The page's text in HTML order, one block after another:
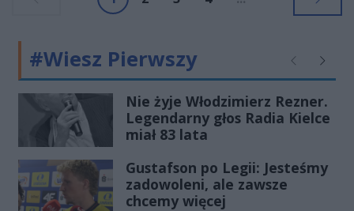
Świętokrzyska Wystawa Zwierząt
#Wiesz Pierwszy Poprzednie
Nie żyje Włodzimierz Rezner.
Legendarny głos Radia Kielce
miał 83 lata
Gustafson po Legii: Jesteśmy
zadowoleni, ale zawsze
chcemy więcej